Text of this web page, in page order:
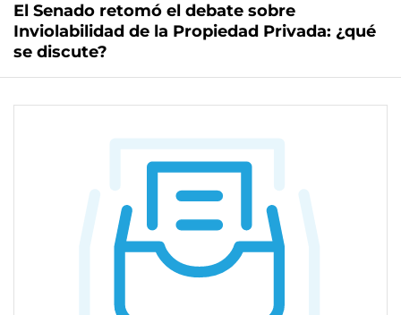
El Senado retomó el debate sobre
Inviolabilidad de la Propiedad Privada: ¿qué
se discute?